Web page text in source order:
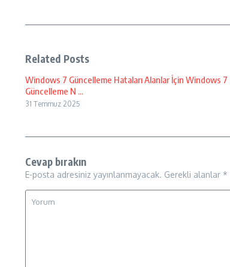
Related Posts
Windows 7 Güncelleme Hataları Alanlar İçin Windows 7
Güncelleme N ...
31 Temmuz 2025
Cevap bırakın
E-posta adresiniz yayınlanmayacak. Gerekli alanlar *